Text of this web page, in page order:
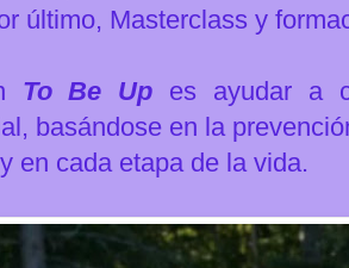
último, Masterclass y
To Be Up es ayudar a
basándose en la
en cada etapa de la vida.